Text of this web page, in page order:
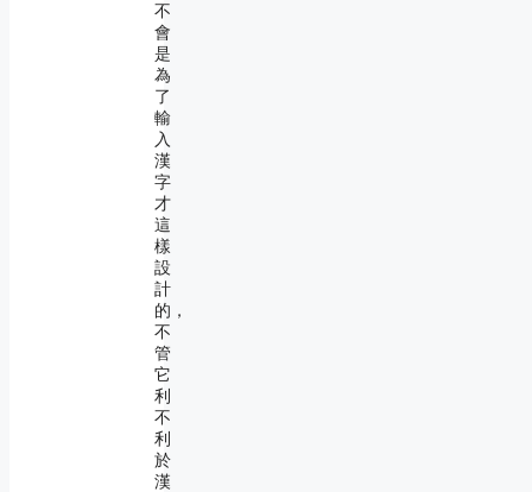
不
會
是
為
了
輸
入
漢
字
才
這
樣
設
計
的，
不
管
它
利
不
利
於
漢